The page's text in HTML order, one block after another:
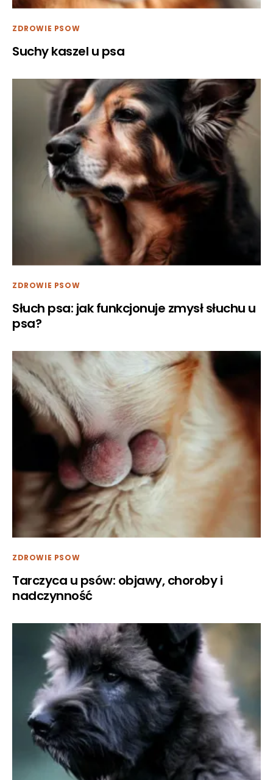
ZDROWIE PSOW
Suchy kaszel u psa
ZDROWIE PSOW
Słuch psa: jak funkcjonuje zmysł słuchu u
psa?
ZDROWIE PSOW
Tarczyca u psów: objawy, choroby i
nadczynność